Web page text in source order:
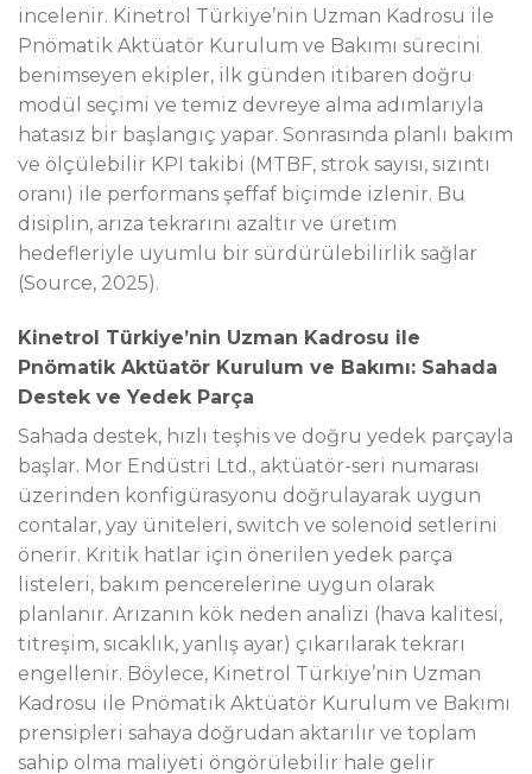
incelenir. Kinetrol Türkiye’nin Uzman Kadrosu ile
Pnömatik Aktüatör Kurulum ve Bakımı sürecini
benimseyen ekipler, ilk günden itibaren doğru
modül seçimi ve temiz devreye alma adımlarıyla
hatasız bir başlangıç yapar. Sonrasında planlı bakım
ve ölçülebilir KPI takibi (MTBF, strok sayısı, sızıntı
oranı) ile performans şeffaf biçimde izlenir. Bu
disiplin, arıza tekrarını azaltır ve üretim
hedefleriyle uyumlu bir sürdürülebilirlik sağlar
(Source, 2025).
Kinetrol Türkiye’nin Uzman Kadrosu ile
Pnömatik Aktüatör Kurulum ve Bakımı: Sahada
Destek ve Yedek Parça
Sahada destek, hızlı teşhis ve doğru yedek parçayla
başlar. Mor Endüstri Ltd., aktüatör-seri numarası
üzerinden konfigürasyonu doğrulayarak uygun
contalar, yay üniteleri, switch ve solenoid setlerini
önerir. Kritik hatlar için önerilen yedek parça
listeleri, bakım pencerelerine uygun olarak
planlanır. Arızanın kök neden analizi (hava kalitesi,
titreşim, sıcaklık, yanlış ayar) çıkarılarak tekrarı
engellenir. Böylece, Kinetrol Türkiye’nin Uzman
Kadrosu ile Pnömatik Aktüatör Kurulum ve Bakımı
prensipleri sahaya doğrudan aktarılır ve toplam
sahip olma maliyeti öngörülebilir hale gelir